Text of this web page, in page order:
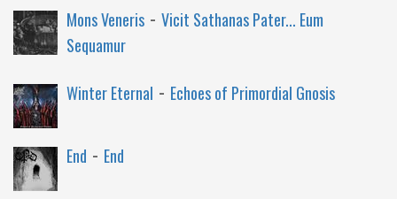
Mons Veneris - Vicit Sathanas Pater... Eum
Sequamur
Winter Eternal - Echoes of Primordial Gnosis
End - End